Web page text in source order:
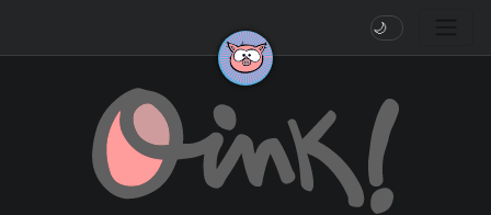
🌙